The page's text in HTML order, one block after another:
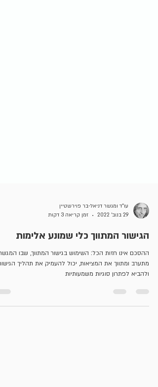
עו”ד ומגשר דניאל-בר פוירשטיין
29 בנוב׳ 2022
זמן קריאה 3 דקות
הגישור המתווך כלי שמונע אלימות
ההסכם אינו חזות הכל: השימוש בגישור המתווך, שבו
מתערב ומתווך את המציאות, יכול להעמיק את תהליך